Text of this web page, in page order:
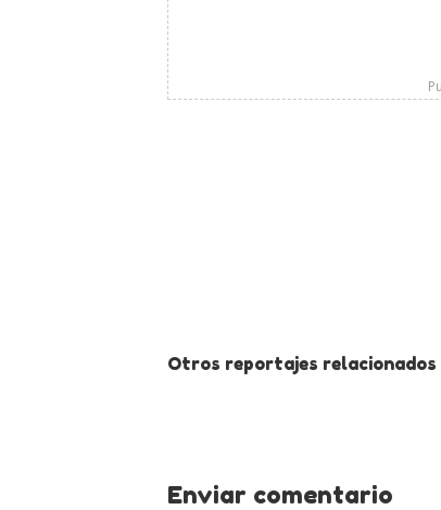
Otros reportajes
Enviar comentario